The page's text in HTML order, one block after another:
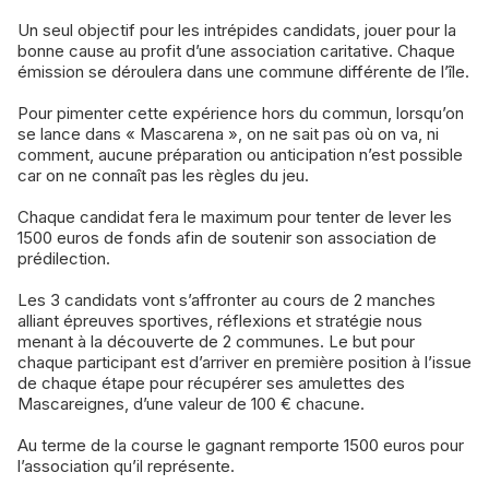
Un seul objectif pour les intrépides candidats, jouer pour la
bonne cause au profit d’une association caritative. Chaque
émission se déroulera dans une commune différente de l’île.
Pour pimenter cette expérience hors du commun, lorsqu’on
se lance dans « Mascarena », on ne sait pas où on va, ni
comment, aucune préparation ou anticipation n’est possible
car on ne connaît pas les règles du jeu.
Chaque candidat fera le maximum pour tenter de lever les
1500 euros de fonds afin de soutenir son association de
prédilection.
Les 3 candidats vont s’affronter au cours de 2 manches
alliant épreuves sportives, réflexions et stratégie nous
menant à la découverte de 2 communes. Le but pour
chaque participant est d’arriver en première position à l’issue
de chaque étape pour récupérer ses amulettes des
Mascareignes, d’une valeur de 100 € chacune.
Au terme de la course le gagnant remporte 1500 euros pour
l’association qu’il représente.